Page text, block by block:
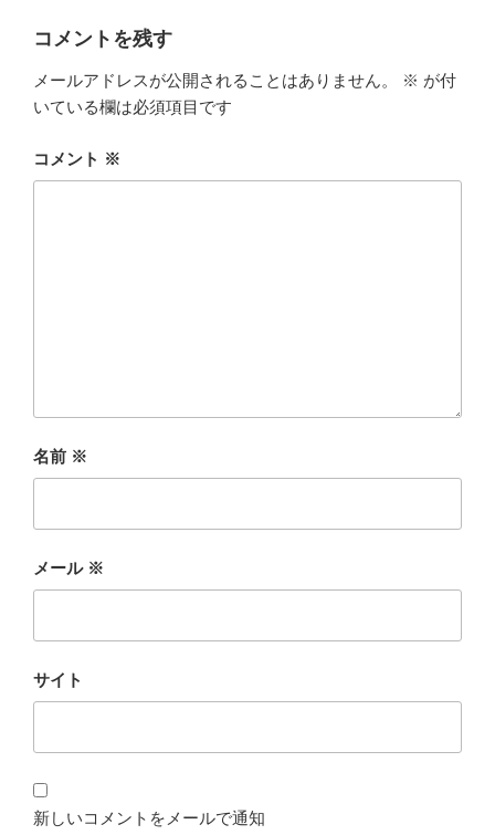
コメントを残す
メールアドレスが公開されることはありません。 ※ が付
いている欄は必須項目です
コメント ※
名前 ※
メール ※
サイト
新しいコメントをメールで通知